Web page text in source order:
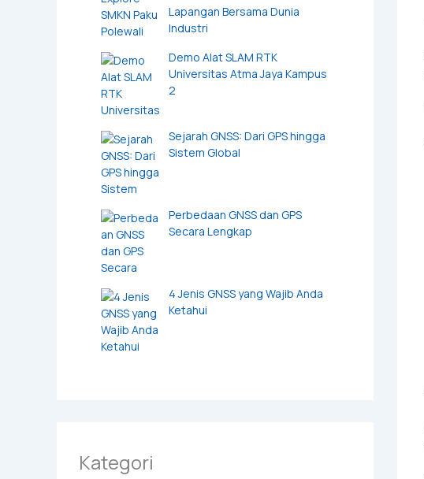
Lapangan Bersama Dunia
Industri
Demo Alat SLAM RTK
Universitas Atma Jaya Kampus
2
Sejarah GNSS: Dari GPS hingga
Sistem Global
Perbedaan GNSS dan GPS
Secara Lengkap
4 Jenis GNSS yang Wajib Anda
Ketahui
Kategori